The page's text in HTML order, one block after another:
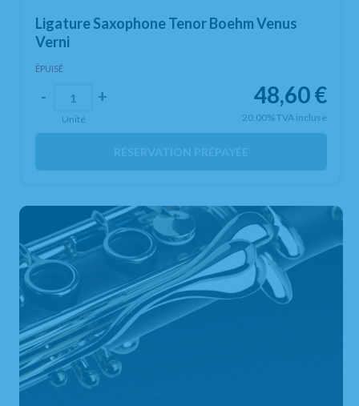
Ligature Saxophone Tenor Boehm Venus
Verni
ÉPUISÉ
48,60€
20.00%TVA incluse
- +
Unité
RÉSERVATION PRÉPAYÉE